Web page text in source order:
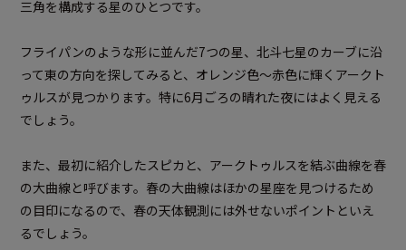
三角を構成する星のひとつです。
フライパンのような形に並んだ7つの星、北斗七星のカーブに沿
って東の方向を探してみると、オレンジ色～赤色に輝くアークト
ゥルスが見つかります。特に6月ごろの晴れた夜にはよく見える
でしょう。
また、最初に紹介したスピカと、アークトゥルスを結ぶ曲線を春
の大曲線と呼びます。春の大曲線はほかの星座を見つけるため
の目印になるので、春の天体観測には外せないポイントといえ
るでしょう。